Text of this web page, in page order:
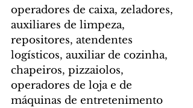
operadores de caixa, zeladores,
auxiliares de limpeza,
repositores, atendentes
logísticos, auxiliar de cozinha,
chapeiros, pizzaiolos,
operadores de loja e de
máquinas de entretenimento